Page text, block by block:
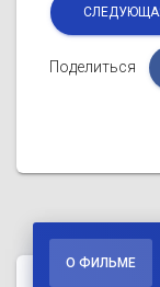
Поделиться
О ФИЛЬМЕ